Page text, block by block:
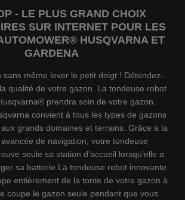
- LE PLUS GRAND CHOIX
SUR INTERNET POUR LES
HUSQVARNA ET
GARDENA
sans même lever le petit doigt ! Détendez-
qualité de votre gazon. La tondeuse robot
prendra soin de votre gazon.
convient à tous les types de gazons
aux grands domaines et terrains. Grâce à la
de navigation, votre tondeuse
seule sa station d’accueil lorsqu’elle a
sa batterie La tondeuse robot innovante
entièrement de la tonte de votre gazon à
coupe le gazon seule pendant que vous